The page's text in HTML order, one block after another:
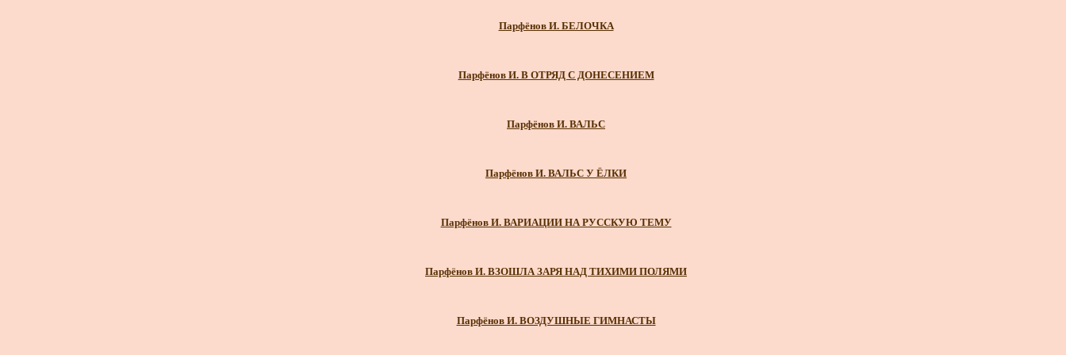
Парфёнов И. БЕЛОЧКА
Парфёнов И. В ОТРЯД С ДОНЕСЕНИЕМ
Парфёнов И. ВАЛЬС
Парфёнов И. ВАЛЬС У ЁЛКИ
Парфёнов И. ВАРИАЦИИ НА РУССКУЮ ТЕМУ
Парфёнов И. ВЗОШЛА ЗАРЯ НАД ТИХИМИ ПОЛЯМИ
Парфёнов И. ВОЗДУШНЫЕ ГИМНАСТЫ